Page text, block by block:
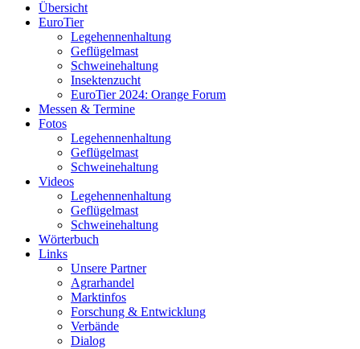
Übersicht
EuroTier
Legehennenhaltung
Geflügelmast
Schweinehaltung
Insektenzucht
EuroTier 2024: Orange Forum
Messen & Termine
Fotos
Legehennenhaltung
Geflügelmast
Schweinehaltung
Videos
Legehennenhaltung
Geflügelmast
Schweinehaltung
Wörterbuch
Links
Unsere Partner
Agrarhandel
Marktinfos
Forschung & Entwicklung
Verbände
Dialog